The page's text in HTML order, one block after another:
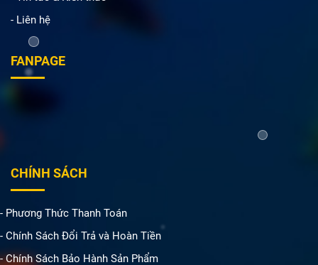
- Liên hệ
FANPAGE
CHÍNH SÁCH
- Phương Thức Thanh Toán
- Chính Sách Đổi Trả và Hoàn Tiền
- Chính Sách Bảo Hành Sản Phẩm